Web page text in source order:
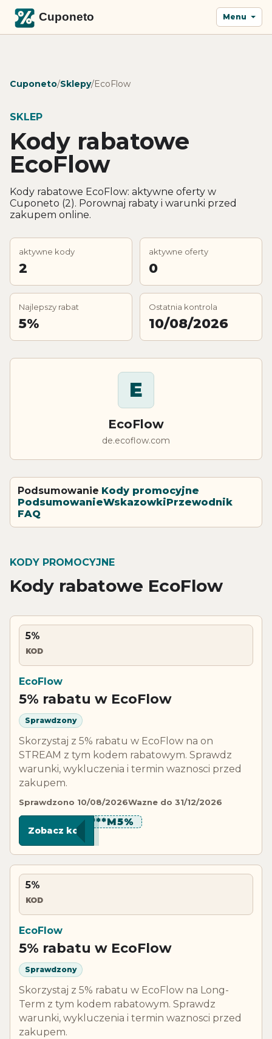
Menu
Cuponeto/Sklepy/EcoFlow
SKLEP
Kody rabatowe
EcoFlow
Kody rabatowe EcoFlow: aktywne oferty w
Cuponeto (2). Porownaj rabaty i warunki przed
zakupem online.
aktywne kody
2
aktywne oferty
0
Najlepszy rabat
5%
Ostatnia kontrola
10/08/2026
E
EcoFlow
de.ecoflow.com
Podsumowanie Kody promocyjne
PodsumowanieWskazowkiPrzewodnik
FAQ
KODY PROMOCYJNE
Kody rabatowe EcoFlow
5%
KOD
EcoFlow
5% rabatu w EcoFlow
Sprawdzony
Skorzystaj z 5% rabatu w EcoFlow na on
STREAM z tym kodem rabatowym. Sprawdz
warunki, wykluczenia i termin waznosci przed
zakupem.
Sprawdzono 10/08/2026Wazne do 31/12/2026
********M5%
Zobacz kod
5%
KOD
EcoFlow
5% rabatu w EcoFlow
Sprawdzony
Skorzystaj z 5% rabatu w EcoFlow na Long-
Term z tym kodem rabatowym. Sprawdz
warunki, wykluczenia i termin waznosci przed
zakupem.